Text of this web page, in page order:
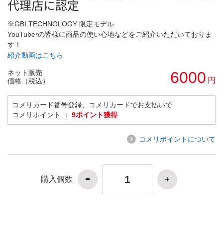
代理店に認定
※GBI.TECHNOLOGY 限定モデル
YouTuberの皆様に商品の使い心地などをご紹介いただいておりま
す！
紹介動画はこちら
ネット販売
価格（税込）
6000 円
コメリカード番号登録、コメリカードでお支払いで
コメリポイント ： 9ポイント獲得
コメリポイントについて
購入個数